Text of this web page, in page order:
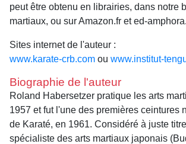
peut être obtenu en librairies, dans notre
martiaux, ou sur Amazon.fr et ed-
Sites internet de l'auteur :
www.karate-crb.com ou www.institut-
Biographie de l'auteur
Roland Habersetzer pratique les arts
1957 et fut l'une des premières ceintures
de Karaté, en 1961. Considéré à juste
spécialiste des arts martiaux japonais